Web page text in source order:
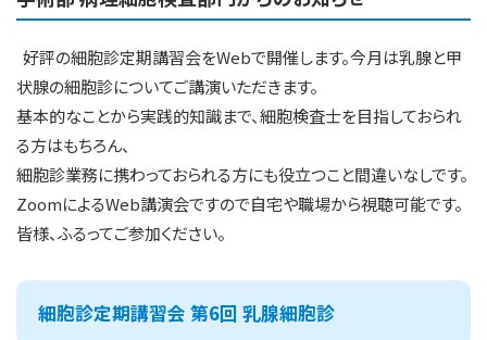
好評の細胞診定期講習会をWebで開催します。今月は乳腺と甲
状腺の細胞診についてご講演いただきます。
基本的なことから実践的知識まで、細胞検査士を目指しておられ
る方はもちろん、
細胞診業務に携わっておられる方にも役立つこと間違いなしです。
ZoomによるWeb講演会ですので自宅や職場から視聴可能です。
皆様、ふるってご参加ください。
細胞診定期講習会 第6回 乳腺細胞診